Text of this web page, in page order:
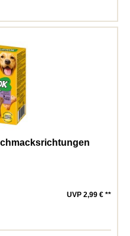
UVP 2,99 € **